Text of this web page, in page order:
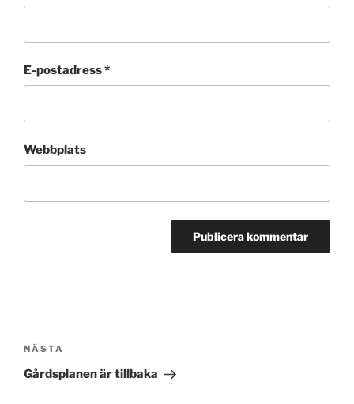
E-postadress*
Webbplats
Nästa
inlägg
NÄSTA
Gårdsplanen är tillbaka